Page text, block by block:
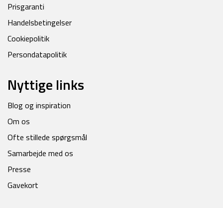
Prisgaranti
Handelsbetingelser
Cookiepolitik
Persondatapolitik
Nyttige links
Blog og inspiration
Om os
Ofte stillede spørgsmål
Samarbejde med os
Presse
Gavekort